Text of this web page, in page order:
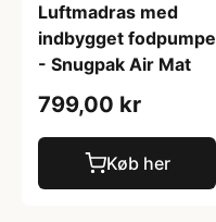
Luftmadras med
indbygget fodpumpe
- Snugpak Air Mat
799,00 kr
Køb her